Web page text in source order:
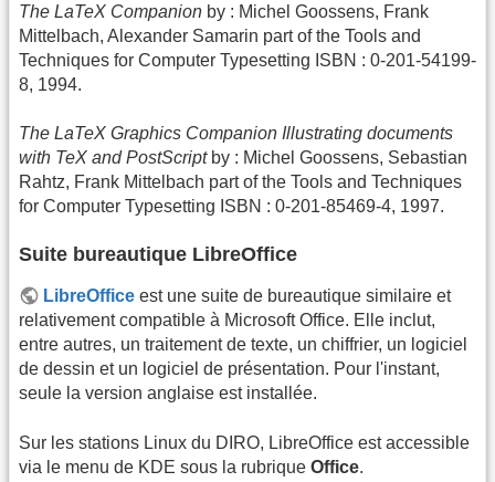
The LaTeX Companion by : Michel Goossens, Frank
Mittelbach, Alexander Samarin part of the Tools and
Techniques for Computer Typesetting ISBN : 0-201-54199-
8, 1994.
The LaTeX Graphics Companion Illustrating documents
with TeX and PostScriptby : Michel Goossens, Sebastian
Rahtz, Frank Mittelbach part of the Tools and Techniques
for Computer Typesetting ISBN : 0-201-85469-4, 1997.
Suite bureautique LibreOffice
LibreOffice est une suite de bureautique similaire et
relativement compatible à Microsoft Office. Elle inclut,
entre autres, un traitement de texte, un chiffrier, un logiciel
de dessin et un logiciel de présentation. Pour l'instant,
seule la version anglaise est installée.
Sur les stations Linux du DIRO, LibreOffice est accessible
via le menu de KDE sous la rubrique Office.